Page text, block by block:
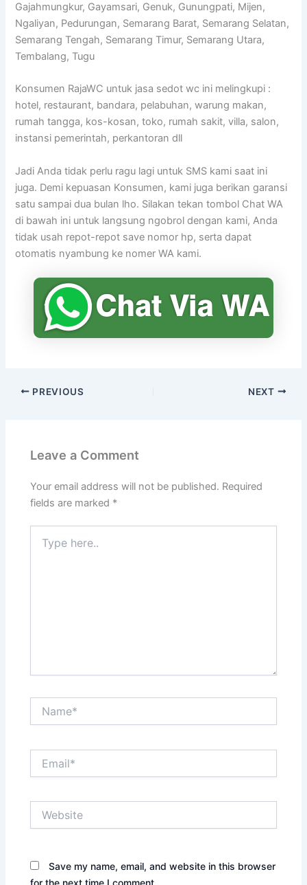
Gajahmungkur, Gayamsari, Genuk, Gunungpati, Mijen,
Ngaliyan, Pedurungan, Semarang Barat, Semarang Selatan,
Semarang Tengah, Semarang Timur, Semarang Utara,
Tembalang, Tugu
Konsumen RajaWC untuk jasa sedot wc ini melingkupi :
hotel, restaurant, bandara, pelabuhan, warung makan,
rumah tangga, kos-kosan, toko, rumah sakit, villa, salon,
instansi pemerintah, perkantoran dll
Jadi Anda tidak perlu ragu lagi untuk SMS kami saat ini
juga. Demi kepuasan Konsumen, kami juga berikan garansi
satu sampai dua bulan lho. Silakan tekan tombol Chat WA
di bawah ini untuk langsung ngobrol dengan kami, Anda
tidak usah repot-repot save nomor hp, serta dapat
otomatis nyambung ke nomer WA kami.
PREVIOUS NEXT
Leave a Comment
Your email address will not be published. Required
fields are marked *
here..
Save my name, email, and website in this browser
for the next time I comment.